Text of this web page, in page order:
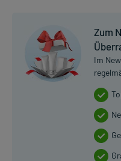
Zum
Im